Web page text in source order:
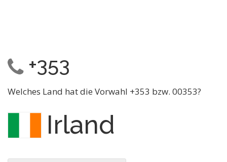
+353
Welches Land hat die Vorwahl +353 bzw. 00353?
Irland